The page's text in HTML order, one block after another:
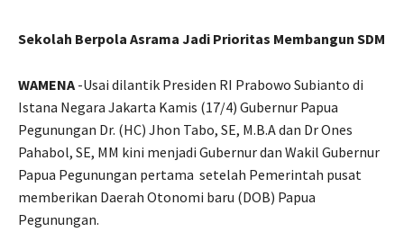
Sekolah Berpola Asrama Jadi Prioritas Membangun SDM
WAMENA -Usai dilantik Presiden RI Prabowo Subianto di
Istana Negara Jakarta Kamis (17/4) Gubernur Papua
Pegunungan Dr. (HC) Jhon Tabo, SE, M.B.A dan Dr Ones
Pahabol, SE, MM kini menjadi Gubernur dan Wakil Gubernur
Papua Pegunungan pertama setelah Pemerintah pusat
memberikan Daerah Otonomi baru (DOB) Papua
Pegunungan.